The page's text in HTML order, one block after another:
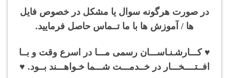
در صورت هرگونه سوال یا مشکل در خصوص فایل
ها / آموزش ها با ما تــماس حاصل فرمایید.
♥ کـــارشـنـاســـان رسمی مـــا در اسرع وقت و بــا
افــتــــخـــار در خــدمـــت شـــما خـواهـــند بــود. ♥